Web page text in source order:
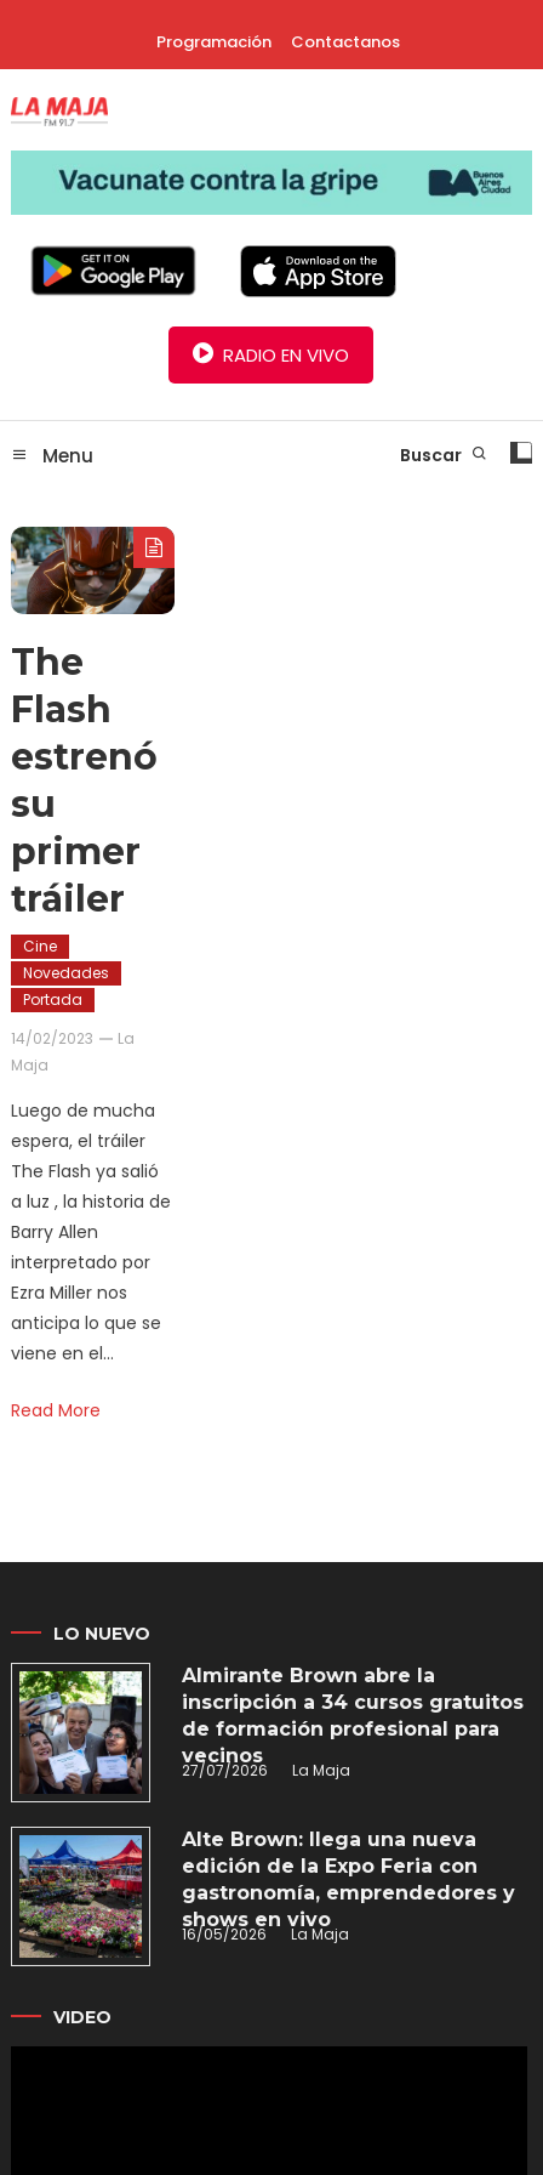
Programación Contactanos
Radio La Maja
RADIO EN VIVO
Menu Buscar
The
Flash
estrenó
su
primer
tráiler
Cine
Novedades
Portada
14/02/2023
La
Maja
Luego de mucha
espera, el tráiler
The Flash ya salió
a luz , la historia de
Barry Allen
interpretado por
Ezra Miller nos
anticipa lo que se
viene en el…
Read More
LO NUEVO
Almirante Brown abre la
inscripción a 34 cursos gratuitos
de formación profesional para
vecinos
27/07/2026 La Maja
Alte Brown: llega una nueva
edición de la Expo Feria con
gastronomía, emprendedores y
shows en vivo
16/05/2026 La Maja
VIDEO